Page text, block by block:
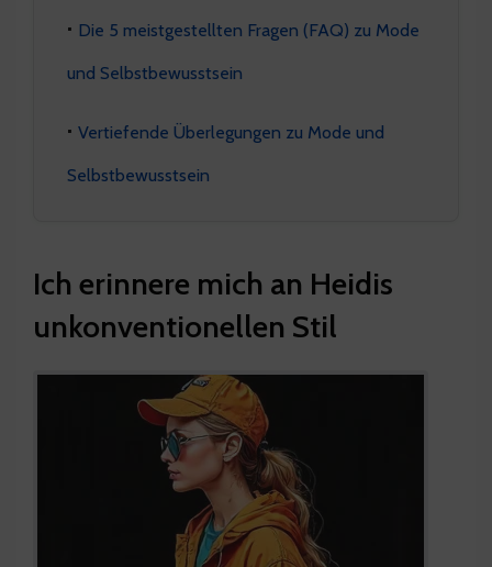
Die 5 meistgestellten Fragen (FAQ) zu Mode
und Selbstbewusstsein
Vertiefende Überlegungen zu Mode und
Selbstbewusstsein
Ich erinnere mich an Heidis
unkonventionellen Stil